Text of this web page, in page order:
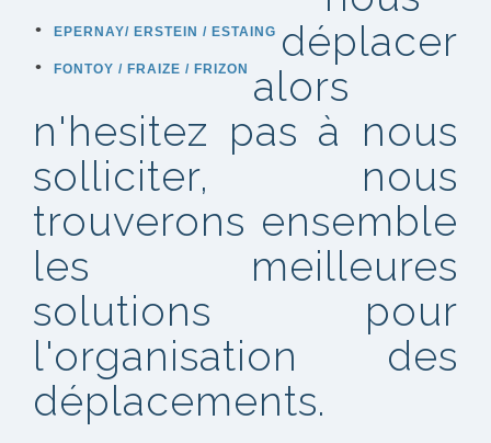
EPERNAY/ ERSTEIN / ESTAING
FONTOY / FRAIZE / FRIZON
déplacer
alors
n'hesitez pas à nous
solliciter, nous
trouverons ensemble
les meilleures
solutions pour
l'organisation des
déplacements.